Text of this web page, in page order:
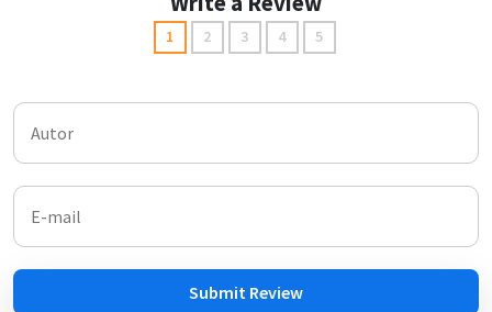
1 2 3 4 5
Submit Review